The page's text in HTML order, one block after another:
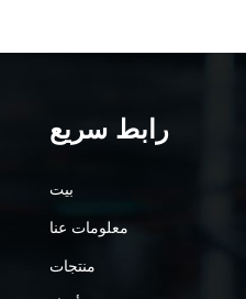
رابط سريع
بيت
معلومات عنا
منتجات